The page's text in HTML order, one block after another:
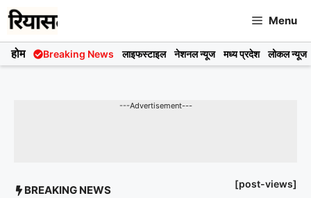
Skip
to
content
Menu
होम Breaking News लाइफस्टाइल नेशनल न्यूज मध्य प्रदेश लोकल न्यूज
---Advertisement---
BREAKING NEWS [post-views]